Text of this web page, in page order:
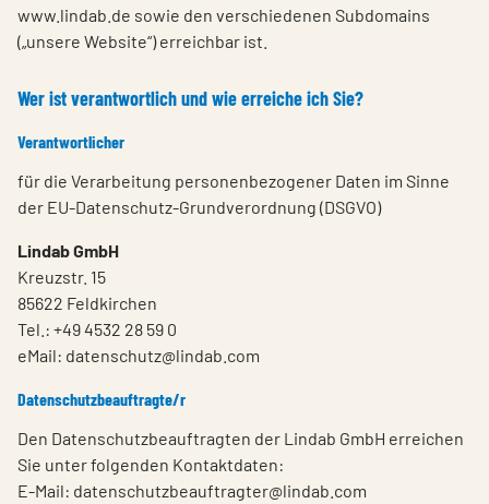
www.lindab.de sowie den verschiedenen Subdomains
(„unsere Website“) erreichbar ist.
Wer ist verantwortlich und wie erreiche ich Sie?
Verantwortlicher
für die Verarbeitung personenbezogener Daten im Sinne
der EU-Datenschutz-Grundverordnung (DSGVO)
Lindab GmbH
Kreuzstr. 15
85622 Feldkirchen
Tel.: +49 4532 28 59 0
eMail: datenschutz@lindab.com
Datenschutzbeauftragte/r
Den Datenschutzbeauftragten der Lindab GmbH erreichen
Sie unter folgenden Kontaktdaten:
E-Mail: datenschutzbeauftragter@lindab.com